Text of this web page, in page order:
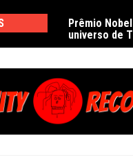
Prêmio
universo de